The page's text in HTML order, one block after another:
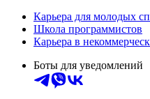
Карьера для молодых
Школа программистов
Карьера в
Боты для уведомлений